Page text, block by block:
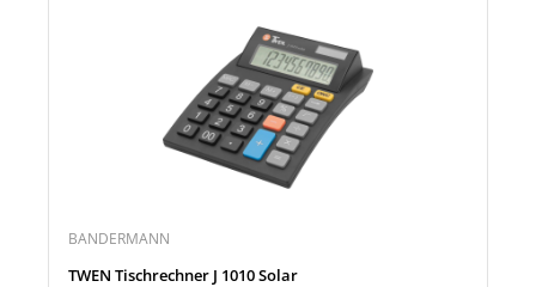
BANDERMANN
TWEN Tischrechner J 1010 Solar